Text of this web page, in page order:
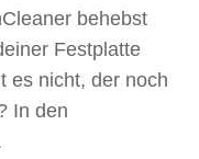
behebst
Festplatte
es nicht, der noch
In den